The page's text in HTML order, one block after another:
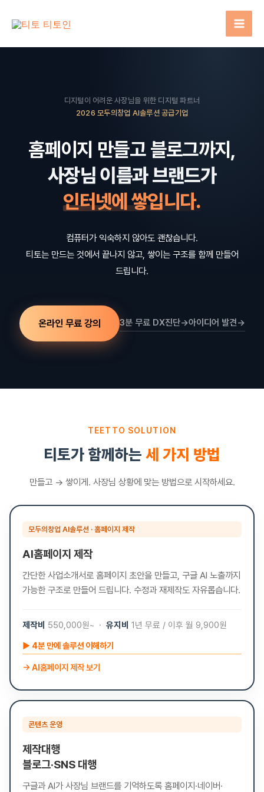
디지털이 어려운 사장님을 위한 디지털 파트너
2026 모두의창업 AI솔루션 공급기업
홈페이지 만들고 블로그까지,
사장님 이름과 브랜드가
인터넷에 쌓입니다.
컴퓨터가 익숙하지 않아도 괜찮습니다.
티토는 만드는 것에서 끝나지 않고, 쌓이는 구조를 함께 만들어
드립니다.
온라인 무료 강의 3분 무료 DX진단→아이디어 발견→
TEETTO SOLUTION
티토가 함께하는 세 가지 방법
만들고 → 쌓이게. 사장님 상황에 맞는 방법으로 시작하세요.
모두의창업 AI솔루션 · 홈페이지 제작
AI홈페이지 제작
간단한 사업소개서로 홈페이지 초안을 만들고, 구글 AI 노출까지
가능한 구조로 만들어 드립니다. 수정과 재제작도 자유롭습니다.
제작비 550,000원~ · 유지비 1년 무료 / 이후 월 9,900원
▶ 4분 만에 솔루션 이해하기
→ AI홈페이지 제작 보기
콘텐츠 운영
제작대행
블로그·SNS 대행
구글과 AI가 사장님 브랜드를 기억하도록 홈페이지·네이버·